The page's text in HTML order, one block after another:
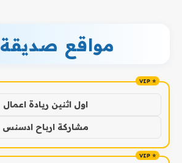
مواقع صديقة
اول اثنين ريادة اعمال
مشاركة ارباح ادسنس